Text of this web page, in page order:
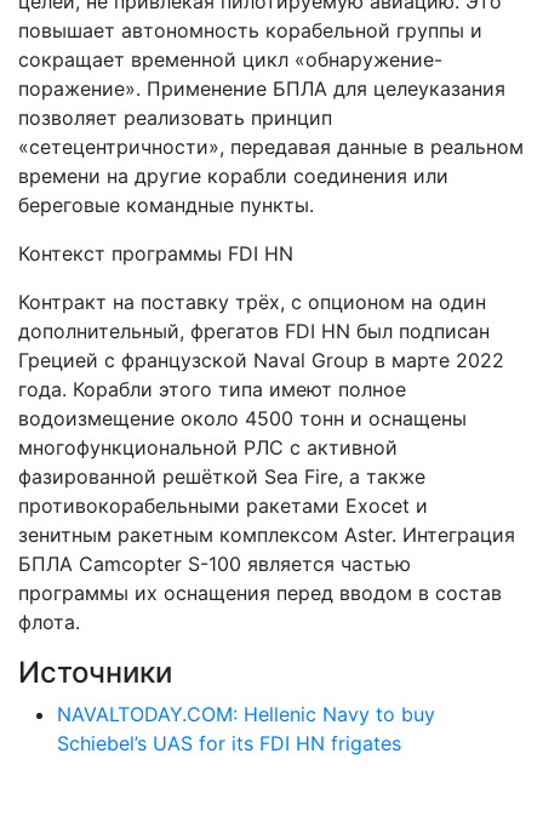
повышает автономность корабельной группы и
сокращает временной цикл «обнаружение-
поражение». Применение БПЛА для целеуказания
позволяет реализовать принцип
«сетецентричности», передавая данные в реальном
времени на другие корабли соединения или
береговые командные пункты.
Контекст программы FDI HN
Контракт на поставку трёх, с опционом на один
дополнительный, фрегатов FDI HN был подписан
Грецией с французской Naval Group в марте 2022
года. Корабли этого типа имеют полное
водоизмещение около 4500 тонн и оснащены
многофункциональной РЛС с активной
фазированной решёткой Sea Fire, а также
противокорабельными ракетами Exocet и
зенитным ракетным комплексом Aster. Интеграция
БПЛА Camcopter S-100 является частью
программы их оснащения перед вводом в состав
флота.
Источники
NAVALTODAY.COM: Hellenic Navy to buy
Schiebel’s UAS for its FDI HN frigates